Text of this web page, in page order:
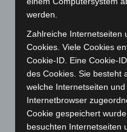
Juni 2025
Mai 2025(112)
April 2025 (88)
März 2025(111)
Februar 2025(96)
Januar 2025(88)
Dezember 2024(89)
werden.
Zahlreiche Internetseiten
Cookies. Viele Cookies
Cookie-ID. Eine Cookie-
des Cookies. Sie besteht
welche Internetseiten
Internetbrowser
Cookie gespeichert
besuchten Internetseiten